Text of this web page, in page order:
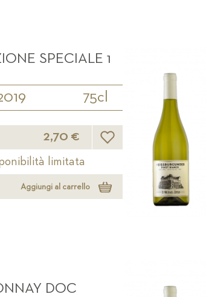
SPECIALE 1
75cl
2,70 € Lista desideri
limitata
Aggiungi al carrello
DOC